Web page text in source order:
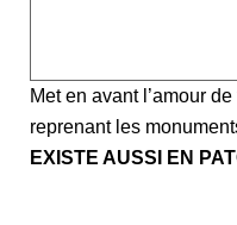
Met en avant l’amour
reprenant les
EXISTE AUSSI EN